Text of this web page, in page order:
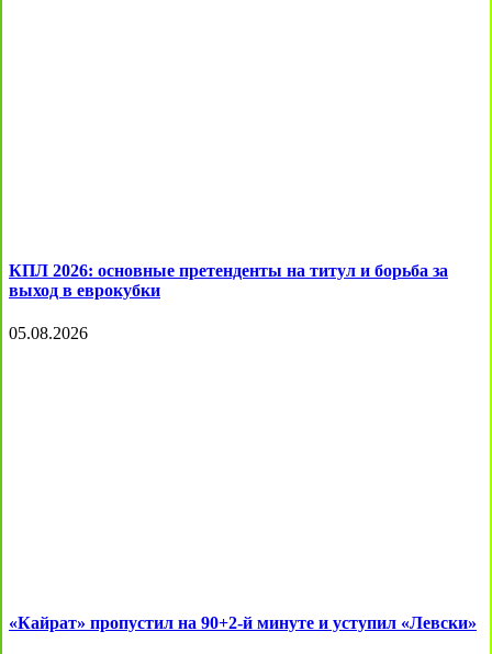
КПЛ 2026: основные претенденты на титул и борьба за
выход в еврокубки
05.08.2026
«Кайрат» пропустил на 90+2-й минуте и уступил «Левски»